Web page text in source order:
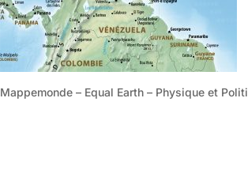
Mappemonde – Equal Earth – Physique et